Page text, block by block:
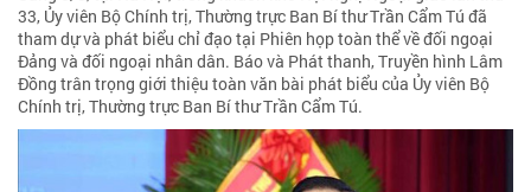
33, Ủy viên Bộ Chính trị, Thường trực Ban Bí thư Trần Cẩm Tú đã
tham dự và phát biểu chỉ đạo tại Phiên họp toàn thể về đối ngoại
Đảng và đối ngoại nhân dân. Báo và Phát thanh, Truyền hình Lâm
Đồng trân trọng giới thiệu toàn văn bài phát biểu của Ủy viên Bộ
Chính trị, Thường trực Ban Bí thư Trần Cẩm Tú.